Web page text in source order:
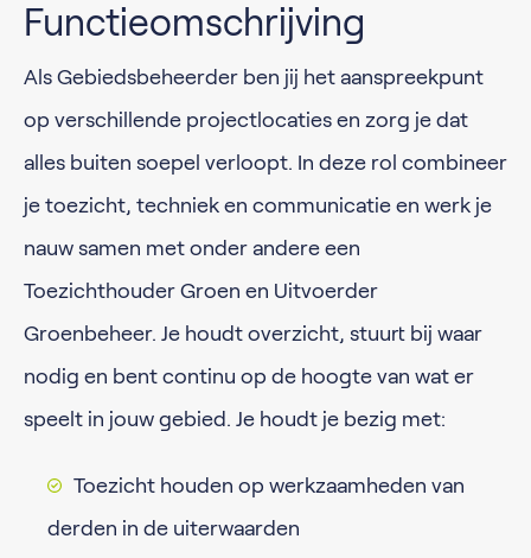
Functieomschrijving
Als Gebiedsbeheerder ben jij het aanspreekpunt
op verschillende projectlocaties en zorg je dat
alles buiten soepel verloopt. In deze rol combineer
je toezicht, techniek en communicatie en werk je
nauw samen met onder andere een
Toezichthouder Groen en Uitvoerder
Groenbeheer. Je houdt overzicht, stuurt bij waar
nodig en bent continu op de hoogte van wat er
speelt in jouw gebied. Je houdt je bezig met:
Toezicht houden op werkzaamheden van
derden in de uiterwaarden